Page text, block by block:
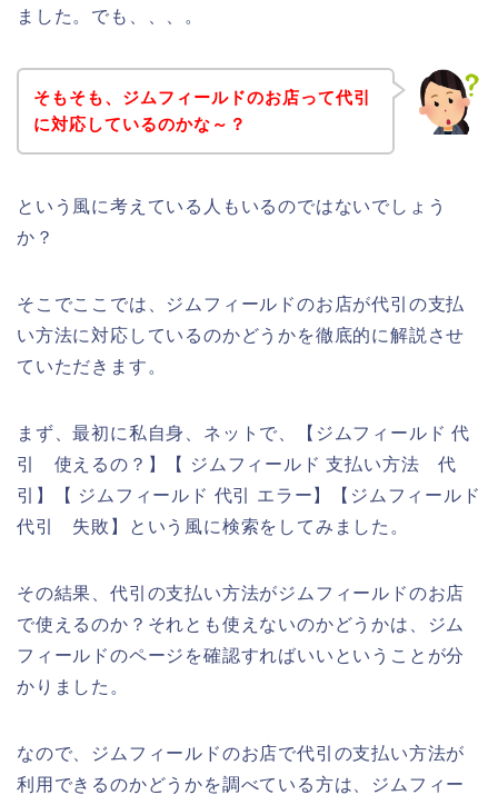
ました。でも、、、。
そもそも、ジムフィールドのお店って代引
に対応しているのかな～？
という風に考えている人もいるのではないでしょう
か？
そこでここでは、ジムフィールドのお店が代引の支払
い方法に対応しているのかどうかを徹底的に解説させ
ていただきます。
まず、最初に私自身、ネットで、【ジムフィールド 代
引 使えるの？】【 ジムフィールド 支払い方法 代
引】【 ジムフィールド 代引 エラー】【ジムフィールド
代引 失敗】という風に検索をしてみました。
その結果、代引の支払い方法がジムフィールドのお店
で使えるのか？それとも使えないのかどうかは、ジム
フィールドのページを確認すればいいということが分
かりました。
なので、ジムフィールドのお店で代引の支払い方法が
利用できるのかどうかを調べている方は、ジムフィー